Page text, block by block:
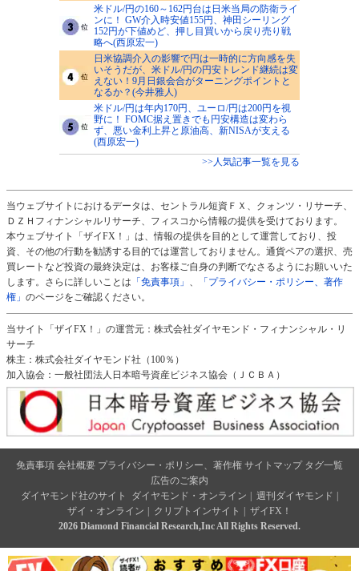
米ドル/円の160～162円台は日米当局の防衛ライ
ンに！ GW介入時安値155円、神田シーリング
152円が下値めど、押し目買いから戻り売り戦
略へ(西原宏一)
日米協調介入の影響で円は一時的に方向感を失
いそうだが、米ドル/円の円安トレンド継続は変
えない！9月日銀会合がターニングポイントと
なるか？(今井雅人)
米ドル/円は年内170円、ユーロ/円は200円を視
野に！ FOMC据え置きでも円安構造は変わら
ず、悪い金利上昇と原油高、新NISAが支える
(西原宏一)
>>人気記事一覧を見る
当ウェブサイトにおけるデータは、セントラル短資ＦＸ、クォンツ・リサーチ、
ＤＺＨフィナンシャルリサーチ、フィスコから情報の提供を受けております。
本ウェブサイト「ザイFX！」は、情報の提供を目的として運営しており、投
資、その他の行動を勧誘する目的では運営しておりません。通貨ペアの選択、売
買レートなど投資の最終決定は、お客様ご自身の判断でなさるようにお願いいた
します。さらに詳しいことは 「免責事項」 、
「プライバシー・ポリシー、著作
権」 のページをご確認ください。
当サイト「ザイFX！」の運営元：株式会社ダイヤモンド・フィナンシャル・リ
サーチ
株主：株式会社ダイヤモンド社（100％）
加入協会：一般社団法人日本暗号資産ビジネス協会（ＪＣＢＡ）
免責事項 会社概要 プライバシー・ポリシー、著作権 サイトマップ タグ一覧
広告のご案内
ダイヤモンド社のサイト
ダイヤモンド・オンライン 週刊ダイヤモンド
ザイ・オンライン
クリプトインサイト
ザイFX！
2026 Diamond Financial Research,Inc All Rights Reserved.